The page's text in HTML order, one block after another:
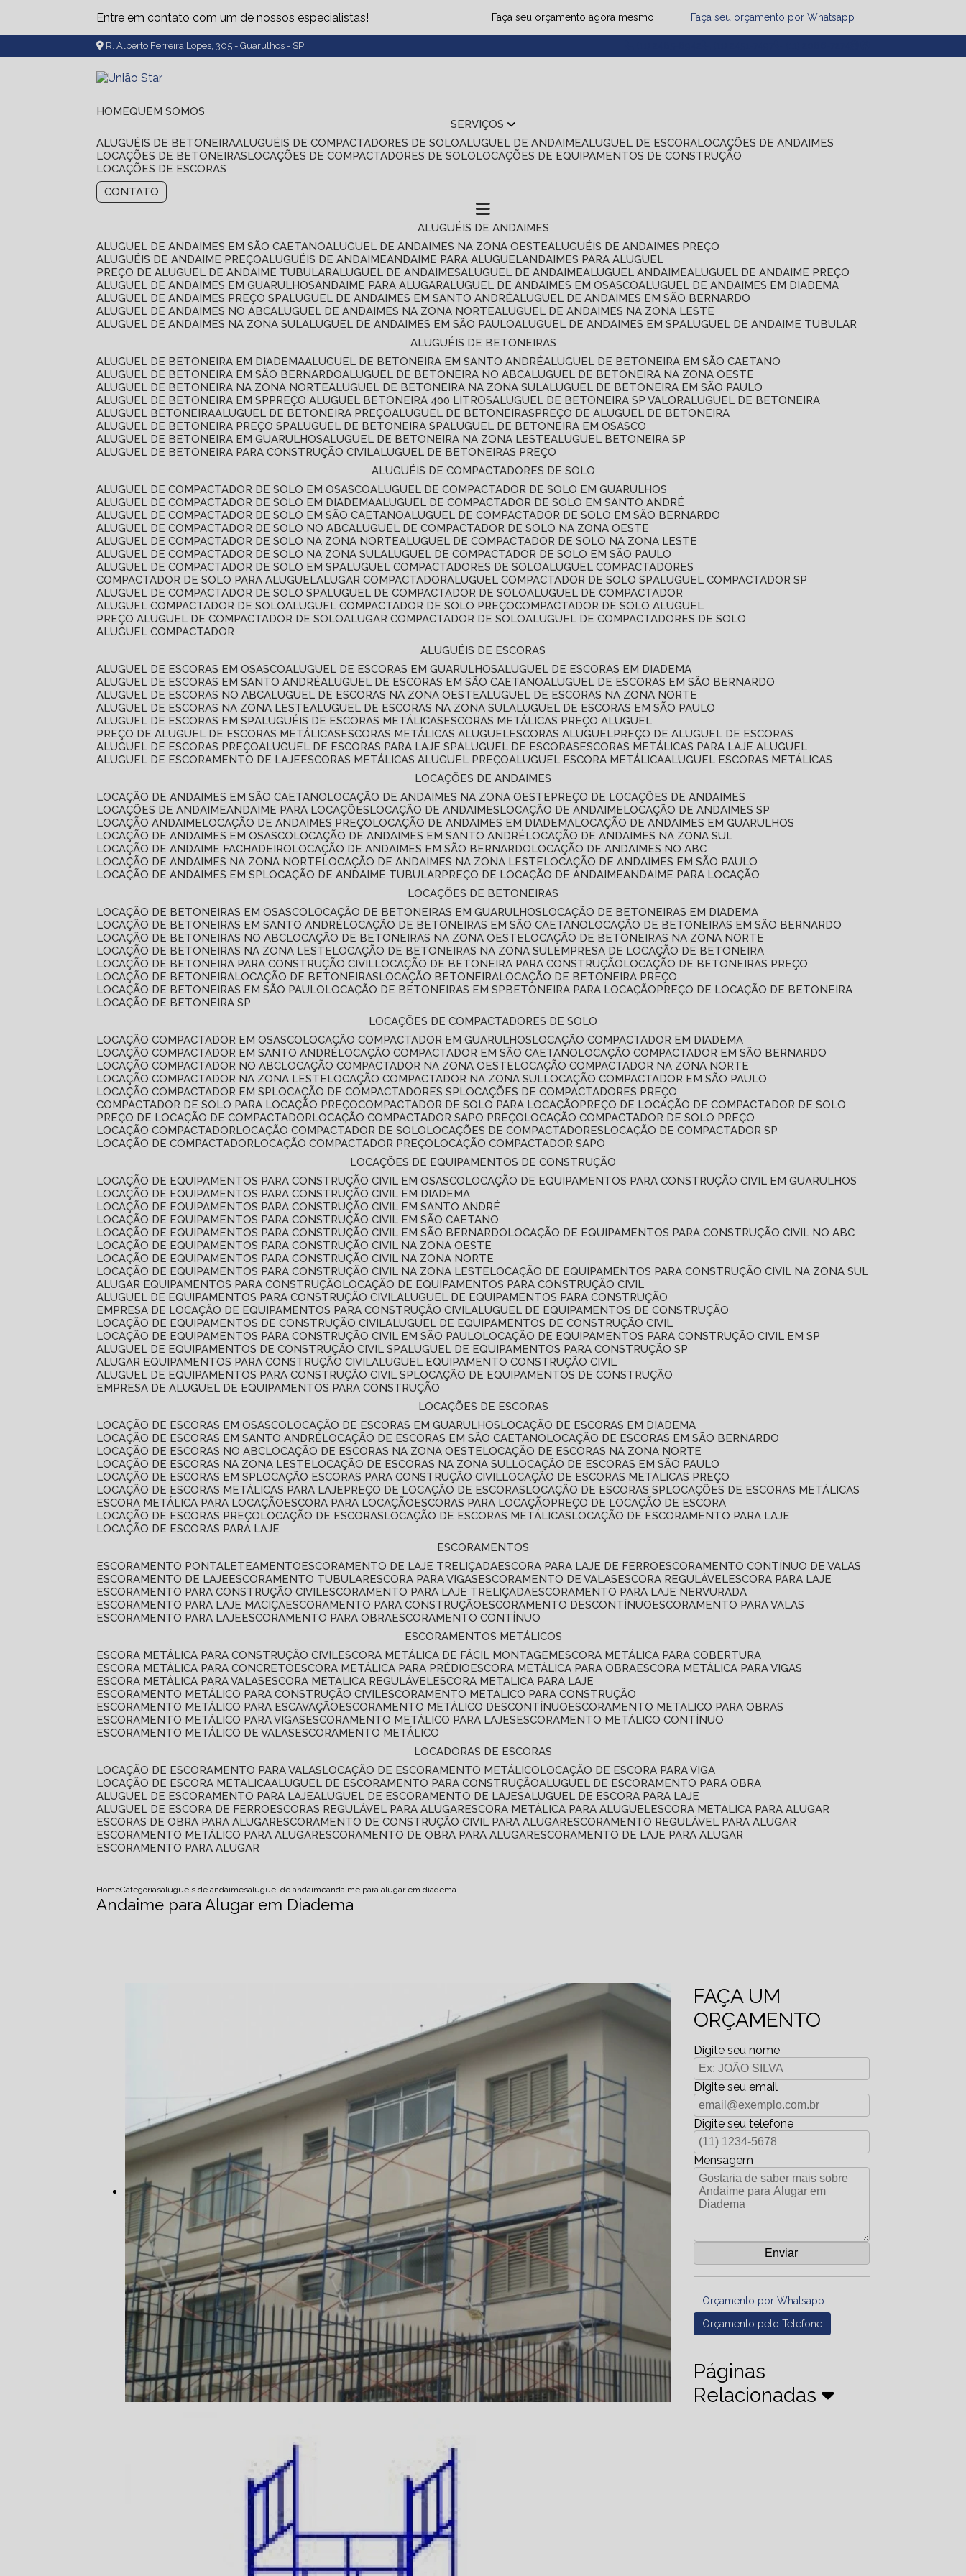
Entre em contato com um de nossos especialistas! Faça seu orçamento agora mesmo Faça seu orçamento por Whatsapp
R. Alberto Ferreira Lopes, 305 - Guarulhos - SP
HOME
QUEM SOMOS
SERVIÇOS
ALUGUÉIS DE BETONEIRA ALUGUÉIS DE COMPACTADORES DE SOLO ALUGUEL DE ANDAIME ALUGUEL DE ESCORA LOCAÇÕES DE ANDAIMES
LOCAÇÕES DE BETONEIRAS LOCAÇÕES DE COMPACTADORES DE SOLO LOCAÇÕES DE EQUIPAMENTOS DE CONSTRUÇÃO
LOCAÇÕES DE ESCORAS
CONTATO
ALUGUÉIS DE ANDAIMES
ALUGUEL DE ANDAIMES EM SÃO CAETANO ALUGUEL DE ANDAIMES NA ZONA OESTE ALUGUÉIS DE ANDAIMES PREÇO
ALUGUÉIS DE ANDAIME PREÇO ALUGUÉIS DE ANDAIME ANDAIME PARA ALUGUEL ANDAIMES PARA ALUGUEL
PREÇO DE ALUGUEL DE ANDAIME TUBULAR ALUGUEL DE ANDAIMES ALUGUEL DE ANDAIME ALUGUEL ANDAIME ALUGUEL DE ANDAIME PREÇO
ALUGUEL DE ANDAIMES EM GUARULHOS ANDAIME PARA ALUGAR ALUGUEL DE ANDAIMES EM OSASCO ALUGUEL DE ANDAIMES EM DIADEMA
ALUGUEL DE ANDAIMES PREÇO SP ALUGUEL DE ANDAIMES EM SANTO ANDRÉ ALUGUEL DE ANDAIMES EM SÃO BERNARDO
ALUGUEL DE ANDAIMES NO ABC ALUGUEL DE ANDAIMES NA ZONA NORTE ALUGUEL DE ANDAIMES NA ZONA LESTE
ALUGUEL DE ANDAIMES NA ZONA SUL ALUGUEL DE ANDAIMES EM SÃO PAULO ALUGUEL DE ANDAIMES EM SP ALUGUEL DE ANDAIME TUBULAR
ALUGUÉIS DE BETONEIRAS
ALUGUEL DE BETONEIRA EM DIADEMA ALUGUEL DE BETONEIRA EM SANTO ANDRÉ ALUGUEL DE BETONEIRA EM SÃO CAETANO
ALUGUEL DE BETONEIRA EM SÃO BERNARDO ALUGUEL DE BETONEIRA NO ABC ALUGUEL DE BETONEIRA NA ZONA OESTE
ALUGUEL DE BETONEIRA NA ZONA NORTE ALUGUEL DE BETONEIRA NA ZONA SUL ALUGUEL DE BETONEIRA EM SÃO PAULO
ALUGUEL DE BETONEIRA EM SP
PREÇO ALUGUEL BETONEIRA 400 LITROS ALUGUEL DE BETONEIRA SP VALOR ALUGUEL DE BETONEIRA
ALUGUEL BETONEIRA ALUGUEL DE BETONEIRA PREÇO ALUGUEL DE BETONEIRAS
PREÇO DE ALUGUEL DE BETONEIRA
ALUGUEL DE BETONEIRA PREÇO SP ALUGUEL DE BETONEIRA SP ALUGUEL DE BETONEIRA EM OSASCO
ALUGUEL DE BETONEIRA EM GUARULHOS ALUGUEL DE BETONEIRA NA ZONA LESTE ALUGUEL BETONEIRA SP
ALUGUEL DE BETONEIRA PARA CONSTRUÇÃO CIVIL ALUGUEL DE BETONEIRAS PREÇO
ALUGUÉIS DE COMPACTADORES DE SOLO
ALUGUEL DE COMPACTADOR DE SOLO EM OSASCO ALUGUEL DE COMPACTADOR DE SOLO EM GUARULHOS
ALUGUEL DE COMPACTADOR DE SOLO EM DIADEMA ALUGUEL DE COMPACTADOR DE SOLO EM SANTO ANDRÉ
ALUGUEL DE COMPACTADOR DE SOLO EM SÃO CAETANO ALUGUEL DE COMPACTADOR DE SOLO EM SÃO BERNARDO
ALUGUEL DE COMPACTADOR DE SOLO NO ABC ALUGUEL DE COMPACTADOR DE SOLO NA ZONA OESTE
ALUGUEL DE COMPACTADOR DE SOLO NA ZONA NORTE ALUGUEL DE COMPACTADOR DE SOLO NA ZONA LESTE
ALUGUEL DE COMPACTADOR DE SOLO NA ZONA SUL ALUGUEL DE COMPACTADOR DE SOLO EM SÃO PAULO
ALUGUEL DE COMPACTADOR DE SOLO EM SP ALUGUEL COMPACTADORES DE SOLO ALUGUEL COMPACTADORES
COMPACTADOR DE SOLO PARA ALUGUEL ALUGAR COMPACTADOR ALUGUEL COMPACTADOR DE SOLO SP ALUGUEL COMPACTADOR SP
ALUGUEL DE COMPACTADOR DE SOLO SP ALUGUEL DE COMPACTADOR DE SOLO ALUGUEL DE COMPACTADOR
ALUGUEL COMPACTADOR DE SOLO ALUGUEL COMPACTADOR DE SOLO PREÇO COMPACTADOR DE SOLO ALUGUEL
PREÇO ALUGUEL DE COMPACTADOR DE SOLO ALUGAR COMPACTADOR DE SOLO ALUGUEL DE COMPACTADORES DE SOLO
ALUGUEL COMPACTADOR
ALUGUÉIS DE ESCORAS
ALUGUEL DE ESCORAS EM OSASCO ALUGUEL DE ESCORAS EM GUARULHOS ALUGUEL DE ESCORAS EM DIADEMA
ALUGUEL DE ESCORAS EM SANTO ANDRÉ ALUGUEL DE ESCORAS EM SÃO CAETANO ALUGUEL DE ESCORAS EM SÃO BERNARDO
ALUGUEL DE ESCORAS NO ABC ALUGUEL DE ESCORAS NA ZONA OESTE ALUGUEL DE ESCORAS NA ZONA NORTE
ALUGUEL DE ESCORAS NA ZONA LESTE ALUGUEL DE ESCORAS NA ZONA SUL ALUGUEL DE ESCORAS EM SÃO PAULO
ALUGUEL DE ESCORAS EM SP ALUGUÉIS DE ESCORAS METÁLICAS
ESCORAS METÁLICAS PREÇO ALUGUEL
PREÇO DE ALUGUEL DE ESCORAS METÁLICAS
ESCORAS METÁLICAS ALUGUEL ESCORAS ALUGUEL
PREÇO DE ALUGUEL DE ESCORAS
ALUGUEL DE ESCORAS PREÇO ALUGUEL DE ESCORAS PARA LAJE SP ALUGUEL DE ESCORAS
ESCORAS METÁLICAS PARA LAJE ALUGUEL
ALUGUEL DE ESCORAMENTO DE LAJE
ESCORAS METÁLICAS ALUGUEL PREÇO ALUGUEL ESCORA METÁLICA ALUGUEL ESCORAS METÁLICAS
LOCAÇÕES DE ANDAIMES
LOCAÇÃO DE ANDAIMES EM SÃO CAETANO LOCAÇÃO DE ANDAIMES NA ZONA OESTE
PREÇO DE LOCAÇÕES DE ANDAIMES
LOCAÇÕES DE ANDAIME ANDAIME PARA LOCAÇÕES LOCAÇÃO DE ANDAIMES LOCAÇÃO DE ANDAIME LOCAÇÃO DE ANDAIMES SP
LOCAÇÃO ANDAIME LOCAÇÃO DE ANDAIMES PREÇO LOCAÇÃO DE ANDAIMES EM DIADEMA LOCAÇÃO DE ANDAIMES EM GUARULHOS
LOCAÇÃO DE ANDAIMES EM OSASCO LOCAÇÃO DE ANDAIMES EM SANTO ANDRÉ LOCAÇÃO DE ANDAIMES NA ZONA SUL
LOCAÇÃO DE ANDAIME FACHADEIRO LOCAÇÃO DE ANDAIMES EM SÃO BERNARDO LOCAÇÃO DE ANDAIMES NO ABC
LOCAÇÃO DE ANDAIMES NA ZONA NORTE LOCAÇÃO DE ANDAIMES NA ZONA LESTE LOCAÇÃO DE ANDAIMES EM SÃO PAULO
LOCAÇÃO DE ANDAIMES EM SP LOCAÇÃO DE ANDAIME TUBULAR PREÇO DE LOCAÇÃO DE ANDAIME ANDAIME PARA LOCAÇÃO
LOCAÇÕES DE BETONEIRAS
LOCAÇÃO DE BETONEIRAS EM OSASCO LOCAÇÃO DE BETONEIRAS EM GUARULHOS LOCAÇÃO DE BETONEIRAS EM DIADEMA
LOCAÇÃO DE BETONEIRAS EM SANTO ANDRÉ LOCAÇÃO DE BETONEIRAS EM SÃO CAETANO LOCAÇÃO DE BETONEIRAS EM SÃO BERNARDO
LOCAÇÃO DE BETONEIRAS NO ABC LOCAÇÃO DE BETONEIRAS NA ZONA OESTE LOCAÇÃO DE BETONEIRAS NA ZONA NORTE
LOCAÇÃO DE BETONEIRAS NA ZONA LESTE LOCAÇÃO DE BETONEIRAS NA ZONA SUL
EMPRESA DE LOCAÇÃO DE BETONEIRA
LOCAÇÃO DE BETONEIRA PARA CONSTRUÇÃO CIVIL LOCAÇÃO DE BETONEIRA PARA CONSTRUÇÃO LOCAÇÃO DE BETONEIRAS PREÇO
LOCAÇÃO DE BETONEIRA LOCAÇÃO DE BETONEIRAS LOCAÇÃO BETONEIRA LOCAÇÃO DE BETONEIRA PREÇO
LOCAÇÃO DE BETONEIRAS EM SÃO PAULO LOCAÇÃO DE BETONEIRAS EM SP BETONEIRA PARA LOCAÇÃO
PREÇO DE LOCAÇÃO DE BETONEIRA
LOCAÇÃO DE BETONEIRA SP
LOCAÇÕES DE COMPACTADORES DE SOLO
LOCAÇÃO COMPACTADOR EM OSASCO LOCAÇÃO COMPACTADOR EM GUARULHOS LOCAÇÃO COMPACTADOR EM DIADEMA
LOCAÇÃO COMPACTADOR EM SANTO ANDRÉ LOCAÇÃO COMPACTADOR EM SÃO CAETANO LOCAÇÃO COMPACTADOR EM SÃO BERNARDO
LOCAÇÃO COMPACTADOR NO ABC LOCAÇÃO COMPACTADOR NA ZONA OESTE LOCAÇÃO COMPACTADOR NA ZONA NORTE
LOCAÇÃO COMPACTADOR NA ZONA LESTE LOCAÇÃO COMPACTADOR NA ZONA SUL LOCAÇÃO COMPACTADOR EM SÃO PAULO
LOCAÇÃO COMPACTADOR EM SP LOCAÇÃO DE COMPACTADORES SP LOCAÇÕES DE COMPACTADORES PREÇO
COMPACTADOR DE SOLO PARA LOCAÇÃO PREÇO COMPACTADOR DE SOLO PARA LOCAÇÃO
PREÇO DE LOCAÇÃO DE COMPACTADOR DE SOLO
PREÇO DE LOCAÇÃO DE COMPACTADOR LOCAÇÃO COMPACTADOR SAPO PREÇO LOCAÇÃO COMPACTADOR DE SOLO PREÇO
LOCAÇÃO COMPACTADOR LOCAÇÃO COMPACTADOR DE SOLO LOCAÇÕES DE COMPACTADORES LOCAÇÃO DE COMPACTADOR SP
LOCAÇÃO DE COMPACTADOR LOCAÇÃO COMPACTADOR PREÇO LOCAÇÃO COMPACTADOR SAPO
LOCAÇÕES DE EQUIPAMENTOS DE CONSTRUÇÃO
LOCAÇÃO DE EQUIPAMENTOS PARA CONSTRUÇÃO CIVIL EM OSASCO LOCAÇÃO DE EQUIPAMENTOS PARA CONSTRUÇÃO CIVIL EM GUARULHOS
LOCAÇÃO DE EQUIPAMENTOS PARA CONSTRUÇÃO CIVIL EM DIADEMA
LOCAÇÃO DE EQUIPAMENTOS PARA CONSTRUÇÃO CIVIL EM SANTO ANDRÉ
LOCAÇÃO DE EQUIPAMENTOS PARA CONSTRUÇÃO CIVIL EM SÃO CAETANO
LOCAÇÃO DE EQUIPAMENTOS PARA CONSTRUÇÃO CIVIL EM SÃO BERNARDO LOCAÇÃO DE EQUIPAMENTOS PARA CONSTRUÇÃO CIVIL NO ABC
LOCAÇÃO DE EQUIPAMENTOS PARA CONSTRUÇÃO CIVIL NA ZONA OESTE
LOCAÇÃO DE EQUIPAMENTOS PARA CONSTRUÇÃO CIVIL NA ZONA NORTE
LOCAÇÃO DE EQUIPAMENTOS PARA CONSTRUÇÃO CIVIL NA ZONA LESTE LOCAÇÃO DE EQUIPAMENTOS PARA CONSTRUÇÃO CIVIL NA ZONA SUL
ALUGAR EQUIPAMENTOS PARA CONSTRUÇÃO LOCAÇÃO DE EQUIPAMENTOS PARA CONSTRUÇÃO CIVIL
ALUGUEL DE EQUIPAMENTOS PARA CONSTRUÇÃO CIVIL ALUGUEL DE EQUIPAMENTOS PARA CONSTRUÇÃO
EMPRESA DE LOCAÇÃO DE EQUIPAMENTOS PARA CONSTRUÇÃO CIVIL ALUGUEL DE EQUIPAMENTOS DE CONSTRUÇÃO
LOCAÇÃO DE EQUIPAMENTOS DE CONSTRUÇÃO CIVIL ALUGUEL DE EQUIPAMENTOS DE CONSTRUÇÃO CIVIL
LOCAÇÃO DE EQUIPAMENTOS PARA CONSTRUÇÃO CIVIL EM SÃO PAULO LOCAÇÃO DE EQUIPAMENTOS PARA CONSTRUÇÃO CIVIL EM SP
ALUGUEL DE EQUIPAMENTOS DE CONSTRUÇÃO CIVIL SP ALUGUEL DE EQUIPAMENTOS PARA CONSTRUÇÃO SP
ALUGAR EQUIPAMENTOS PARA CONSTRUÇÃO CIVIL ALUGUEL EQUIPAMENTO CONSTRUÇÃO CIVIL
ALUGUEL DE EQUIPAMENTOS PARA CONSTRUÇÃO CIVIL SP LOCAÇÃO DE EQUIPAMENTOS DE CONSTRUÇÃO
EMPRESA DE ALUGUEL DE EQUIPAMENTOS PARA CONSTRUÇÃO
LOCAÇÕES DE ESCORAS
LOCAÇÃO DE ESCORAS EM OSASCO LOCAÇÃO DE ESCORAS EM GUARULHOS LOCAÇÃO DE ESCORAS EM DIADEMA
LOCAÇÃO DE ESCORAS EM SANTO ANDRÉ LOCAÇÃO DE ESCORAS EM SÃO CAETANO LOCAÇÃO DE ESCORAS EM SÃO BERNARDO
LOCAÇÃO DE ESCORAS NO ABC LOCAÇÃO DE ESCORAS NA ZONA OESTE LOCAÇÃO DE ESCORAS NA ZONA NORTE
LOCAÇÃO DE ESCORAS NA ZONA LESTE LOCAÇÃO DE ESCORAS NA ZONA SUL LOCAÇÃO DE ESCORAS EM SÃO PAULO
LOCAÇÃO DE ESCORAS EM SP LOCAÇÃO ESCORAS PARA CONSTRUÇÃO CIVIL LOCAÇÃO DE ESCORAS METÁLICAS PREÇO
LOCAÇÃO DE ESCORAS METÁLICAS PARA LAJE
PREÇO DE LOCAÇÃO DE ESCORAS LOCAÇÃO DE ESCORAS SP LOCAÇÕES DE ESCORAS METÁLICAS
ESCORA METÁLICA PARA LOCAÇÃO
ESCORA PARA LOCAÇÃO ESCORAS PARA LOCAÇÃO
PREÇO DE LOCAÇÃO DE ESCORA
LOCAÇÃO DE ESCORAS PREÇO LOCAÇÃO DE ESCORAS LOCAÇÃO DE ESCORAS METÁLICAS LOCAÇÃO DE ESCORAMENTO PARA LAJE
LOCAÇÃO DE ESCORAS PARA LAJE
ESCORAMENTOS
ESCORAMENTO PONTALETEAMENTO
ESCORAMENTO DE LAJE TRELIÇADA ESCORA PARA LAJE DE FERRO
ESCORAMENTO CONTÍNUO DE VALAS
ESCORAMENTO DE LAJE
ESCORAMENTO TUBULAR ESCORA PARA VIGAS ESCORAMENTO DE VALAS ESCORA REGULÁVEL ESCORA PARA LAJE
ESCORAMENTO PARA CONSTRUÇÃO CIVIL ESCORAMENTO PARA LAJE TRELIÇADA ESCORAMENTO PARA LAJE NERVURADA
ESCORAMENTO PARA LAJE MACIÇA ESCORAMENTO PARA CONSTRUÇÃO ESCORAMENTO DESCONTÍNUO
ESCORAMENTO PARA VALAS
ESCORAMENTO PARA LAJE
ESCORAMENTO PARA OBRA ESCORAMENTO CONTÍNUO
ESCORAMENTOS METÁLICOS
ESCORA METÁLICA PARA CONSTRUÇÃO CIVIL ESCORA METÁLICA DE FÁCIL MONTAGEM
ESCORA METÁLICA PARA COBERTURA
ESCORA METÁLICA PARA CONCRETO
ESCORA METÁLICA PARA PRÉDIO ESCORA METÁLICA PARA OBRA ESCORA METÁLICA PARA VIGAS
ESCORA METÁLICA PARA VALAS
ESCORA METÁLICA REGULÁVEL ESCORA METÁLICA PARA LAJE
ESCORAMENTO METÁLICO PARA CONSTRUÇÃO CIVIL ESCORAMENTO METÁLICO PARA CONSTRUÇÃO
ESCORAMENTO METÁLICO PARA ESCAVAÇÃO
ESCORAMENTO METÁLICO DESCONTÍNUO
ESCORAMENTO METÁLICO PARA OBRAS
ESCORAMENTO METÁLICO PARA VIGAS
ESCORAMENTO METÁLICO PARA LAJES
ESCORAMENTO METÁLICO CONTÍNUO
ESCORAMENTO METÁLICO DE VALAS
ESCORAMENTO METÁLICO
LOCADORAS DE ESCORAS
LOCAÇÃO DE ESCORAMENTO PARA VALAS LOCAÇÃO DE ESCORAMENTO METÁLICO LOCAÇÃO DE ESCORA PARA VIGA
LOCAÇÃO DE ESCORA METÁLICA ALUGUEL DE ESCORAMENTO PARA CONSTRUÇÃO ALUGUEL DE ESCORAMENTO PARA OBRA
ALUGUEL DE ESCORAMENTO PARA LAJE ALUGUEL DE ESCORAMENTO DE LAJES ALUGUEL DE ESCORA PARA LAJE
ALUGUEL DE ESCORA DE FERRO
ESCORAS REGULÁVEL PARA ALUGAR ESCORA METÁLICA PARA ALUGUEL ESCORA METÁLICA PARA ALUGAR
ESCORAS DE OBRA PARA ALUGAR ESCORAMENTO DE CONSTRUÇÃO CIVIL PARA ALUGAR ESCORAMENTO REGULÁVEL PARA ALUGAR
ESCORAMENTO METÁLICO PARA ALUGAR ESCORAMENTO DE OBRA PARA ALUGAR ESCORAMENTO DE LAJE PARA ALUGAR
ESCORAMENTO PARA ALUGAR
HomeCategoriasalugueis de andaimesaluguel de andaimeandaime para alugar em diadema
Andaime para Alugar em Diadema
FAÇA UM
ORÇAMENTO
Digite seu nome
Digite seu email
Digite seu telefone
Mensagem
Orçamento por Whatsapp
Orçamento pelo Telefone
Páginas
Relacionadas